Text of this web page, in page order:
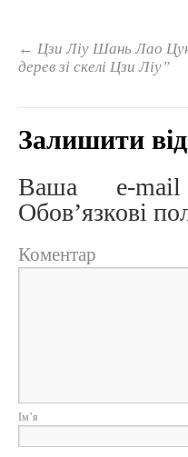
← Цзи Ліу Шань Лао
дерев зі скелі Цзи Ліу”
Залишити
Ваша e-mail
Обов’язкові
Коментар